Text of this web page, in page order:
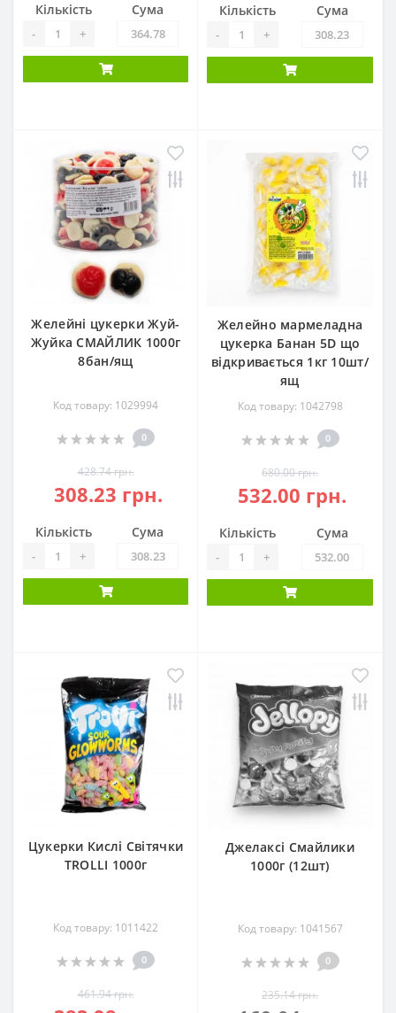
Кількість
- +
Сума Кількість
- +
Сума
Желейні цукерки Жуй-
Жуйка СМАЙЛИК 1000г
8бан/ящ
Код товару: 1029994
0
428.74 грн.
308.23 грн.
Кількість
- +
Сума
Желейно мармеладна
цукерка Банан 5D що
відкривається 1кг 10шт/
ящ
Код товару: 1042798
0
680.00 грн.
532.00 грн.
Кількість
- +
Сума
Цукерки Кислі Світячки
TROLLI 1000г
Код товару: 1011422
0
461.94 грн.
Джелаксі Смайлики
1000г (12шт)
Код товару: 1041567
0
235.14 грн.